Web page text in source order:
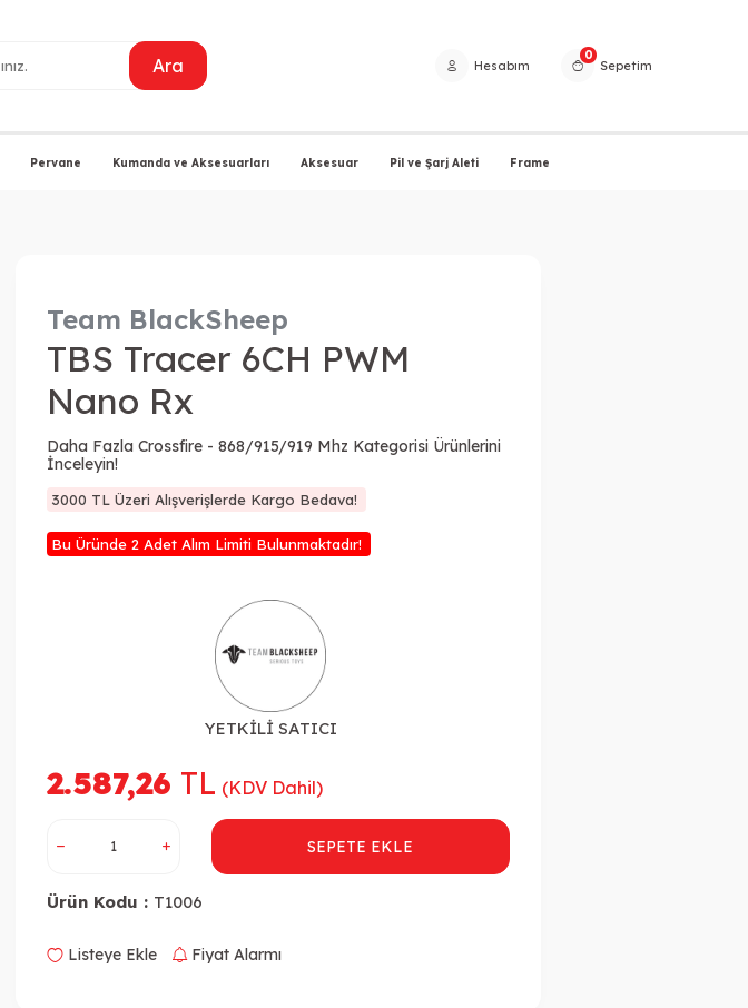
Ara Hesabım
0
Sepetim
Pervane Kumanda ve Aksesuarları Aksesuar Pil ve Şarj Aleti Frame
Team BlackSheep
TBS Tracer 6CH PWM
Nano Rx
Daha Fazla Crossfire - 868/915/919 Mhz Kategorisi Ürünlerini
İnceleyin!
3000 TL Üzeri Alışverişlerde Kargo Bedava!
Bu Üründe 2 Adet Alım Limiti Bulunmaktadır!
YETKİLİ SATICI
2.587,26 TL (KDV Dahil)
SEPETE EKLE
Ürün Kodu : T1006
Listeye Ekle Fiyat Alarmı